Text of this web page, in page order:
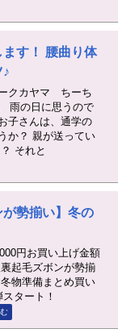
す！ 腰曲り体
クカヤマ ちーち
雨の日に思うので
子さんは、通学の
か？ 親が送ってい
それと
が勢揃い】冬の
円お買い上げ金額
起毛ズボンが勢揃
物準備まとめ買い
タート！